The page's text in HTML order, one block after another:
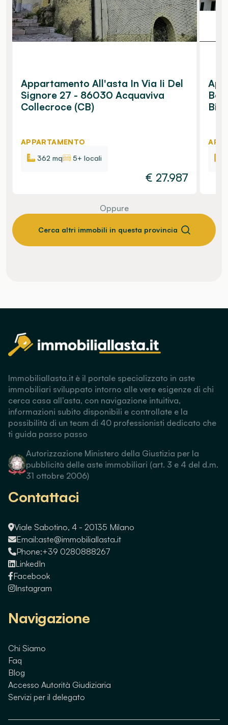
Appartamento All'asta In Via Ii Del
Signore 27 - 86030 Acquaviva
Collecroce (CB)
APPARTAMENTO
362 mq
5+ locali
€ 27.987
Oppure
Cerca altri immobili in questa provincia
Immobiliallasta.it è il portale specializzato in aste
immobiliari sviluppato intorno alle vere esigenze di chi
cerca casa all’asta, con navigazione intuitiva,
informazioni subito disponibili e controllate e la
possibilità di un team di 40 professionisti dedicato che
ti guida passo passo
Autorizzazione Ministero della Giustizia per la
pubblicità delle aste immobiliari (art. 3 e 4 del d.m.
31 ottobre 2006)
Contattaci
Viale Sabotino, 4 - 20135 Milano
Email:aste@immobiliallasta.it
Phone:+39 0280888267
LinkedIn
Facebook
Instagram
Navigazione
Chi Siamo
Faq
Blog
Accesso Autorità Giudiziaria
Servizi per il delegato